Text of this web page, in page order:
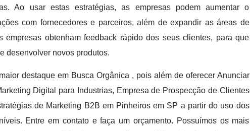
Ao usar estas estratégias, as empresas podem aumentar o
com fornecedores e parceiros, além de expandir as áreas de
empresas obtenham feedback rápido dos seus clientes, para que
desenvolver novos produtos.
destaque em Busca Orgânica , pois além de oferecer Anunciar
Digital para Industrias, Empresa de Prospecção de Clientes
de Marketing B2B em Pinheiros em SP a partir do uso dos
Entre em contato e faça um orçamento. Possuímos os mais